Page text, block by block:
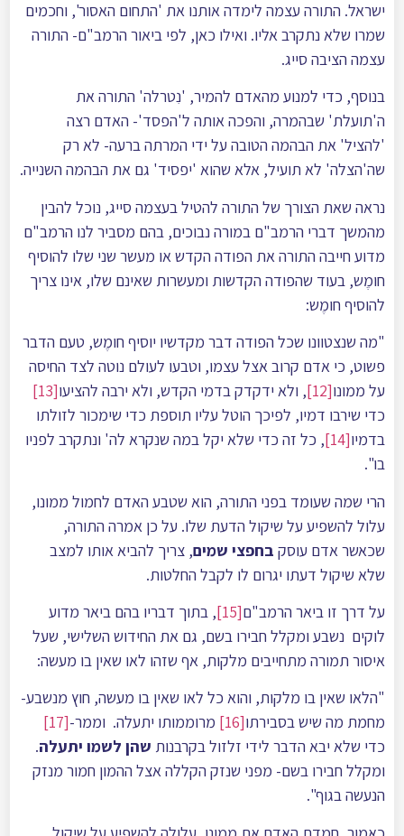
ישראל. התורה עצמה לימדה אותנו את 'התחום האסור', וחכמים
שמרו שלא נתקרב אליו. ואילו כאן, לפי ביאור הרמב"ם- התורה
עצמה הציבה סייג.
בנוסף, כדי למנוע מהאדם להמיר, 'נִטרלה' התורה את
ה'תועלת' שבהמרה, והפכה אותה ל'הפסד'- האדם רצה
'להציל' את הבהמה הטובה על ידי המרתה ברעה- לא רק
שה'הצלה' לא תועיל, אלא שהוא 'יפסיד' גם את הבהמה השנייה.
נראה שאת הצורך של התורה להטיל בעצמה סייג, נוכל להבין
מהמשך דברי הרמב"ם במורה נבוכים, בהם מסביר לנו הרמב"ם
מדוע חייבה התורה את הפודה הקדש או מעשר שני שלו להוסיף
חומֶש, בעוד שהפודה הקדשות ומעשרות שאינם שלו, אינו צריך
להוסיף חומֶש:
"מה שנצטוונו שכל הפודה דבר מקדשיו יוסיף חומֶש, טעם הדבר
פשוט, כי אדם קרוב אצל עצמו, וטבעו לעולם נוטה לצד החיסה
על ממונו[12] , ולא ידקדק בדמי הקדש, ולא ירבה להציעו[13]
כדי שירבו דמיו, לפיכך הוטל עליו תוספת כדי שימכור לזולתו
בדמיו[14]
, כל זה כדי שלא יקל במה שנקרא לה' ונתקרב לפניו
בו".
הרי שמה שעומד בפני התורה, הוא שטבע האדם לחמול ממונו,
עלול להשפיע על שיקול הדעת שלו. על כן אמרה התורה,
שכאשר אדם עוסק בחפצי שמים, צריך להביא אותו למצב
שלא שיקול דעתו יגרום לו לקבל החלטות.
על דרך זו ביאר הרמב"ם[15]
, בתוך דבריו בהם ביאר מדוע
לוקים נשבע ומקלל חבירו בשם, גם את החידוש השלישי, שעל
איסור תמורה מתחייבים מלקות, אף שזהו לאו שאין בו מעשה:
"הלאו שאין בו מלקות, והוא כל לאו שאין בו מעשה, חוץ מנשבע-
מחמת מה שיש בסבירתו[16] מרוממותו יתעלה. וממר-[17]
כדי שלא יבא הדבר לידי זלזול בקרבנות שהן לשמו יתעלה.
ומקלל חבירו בשם- מפני שנזק הקללה אצל ההמון חמור מנזק
הנעשה בגוף".